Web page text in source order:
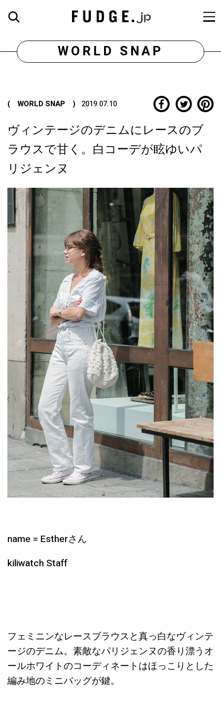
WORLD SNAP
( WORLD SNAP ) 2019.07.10
ヴィンテージのデニムにレースのブ
ラウスで甘く。白コーデが眩ゆいパ
リジェンヌ
name = Estherさん
kiliwatch Staff
フェミニンなレースブラウスと真っ白なヴィンテ
ージのデニム。素敵なパリジェンヌの香り漂うオ
ールホワイトのコーディネートはほっこりとした
編み地のミニバッグが鍵。